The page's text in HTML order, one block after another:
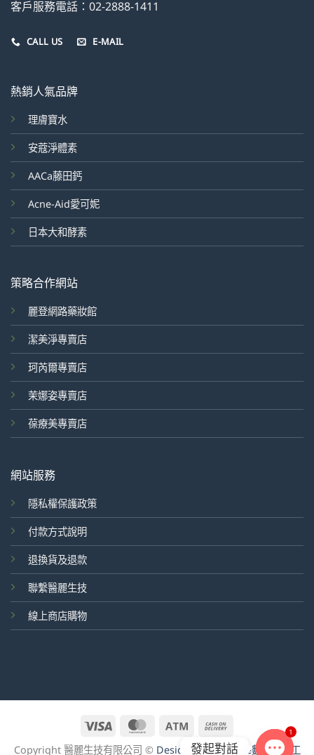
客戶服務電話：02-2888-1411
CALL US E-MAIL
熱銷人氣品牌
理膚寶水
安蔻淨體素
AACa藤田鈣
Acne-Aid愛可妮
日本大和酵素
策略合作網站
麗登網路藥妝館
潔美淨專賣店
珂芮爾專賣店
茉娜姿專賣店
葆療美專賣店
網站服務
隱私權保護政策
付款方式說明
退換貨及退款
聯繫醫麗生技
線上商店購物
Visa MasterCard
Atm
On
Copyright 醫麗生技有限公司 © Design by goodface數位行銷工
發起對話
1